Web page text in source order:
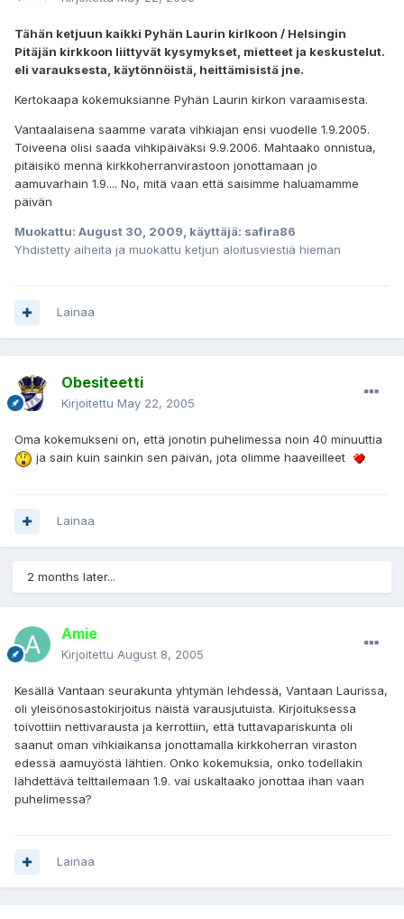
Tähän ketjuun kaikki Pyhän Laurin kirlkoon / Helsingin
Pitäjän kirkkoon liittyvät kysymykset, mietteet ja keskustelut.
eli varauksesta, käytönnöistä, heittämisistä jne.
Kertokaapa kokemuksianne Pyhän Laurin kirkon varaamisesta.
Vantaalaisena saamme varata vihkiajan ensi vuodelle 1.9.2005.
Toiveena olisi saada vihkipäiväksi 9.9.2006. Mahtaako onnistua,
pitäisikö mennä kirkkoherranvirastoon jonottamaan jo
aamuvarhain 1.9.... No, mitä vaan että saisimme haluamamme
päivän
Muokattu: August 30, 2009, käyttäjä: safira86
Yhdistetty aiheita ja muokattu ketjun aloitusviestiä hieman
Lainaa
Obesiteetti
Kirjoitettu May 22, 2005
Oma kokemukseni on, että jonotin puhelimessa noin 40 minuuttia
ja sain kuin sainkin sen päivän, jota olimme haaveilleet
Lainaa
2 months later...
Amie
Kirjoitettu August 8, 2005
Kesällä Vantaan seurakunta yhtymän lehdessä, Vantaan Laurissa,
oli yleisönosastokirjoitus näistä varausjutuista. Kirjoituksessa
toivottiin nettivarausta ja kerrottiin, että tuttavapariskunta oli
saanut oman vihkiaikansa jonottamalla kirkkoherran viraston
edessä aamuyöstä lähtien. Onko kokemuksia, onko todellakin
lähdettävä telttailemaan 1.9. vai uskaltaako jonottaa ihan vaan
puhelimessa?
Lainaa